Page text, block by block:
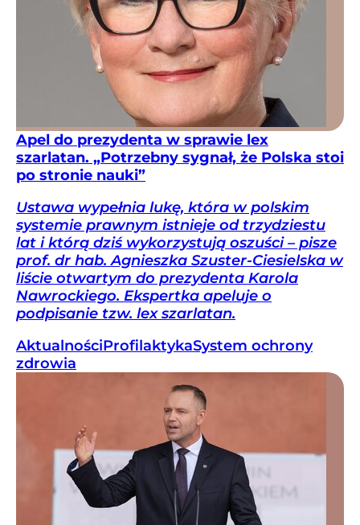
Apel do prezydenta w sprawie lex
szarlatan. „Potrzebny sygnał, że Polska stoi
po stronie nauki”
Ustawa wypełnia lukę, która w polskim
systemie prawnym istnieje od trzydziestu
lat i którą dziś wykorzystują oszuści – pisze
prof. dr hab. Agnieszka Szuster-Ciesielska w
liście otwartym do prezydenta Karola
Nawrockiego. Ekspertka apeluje o
podpisanie tzw. lex szarlatan.
AktualnościProfilaktykaSystem ochrony
zdrowia